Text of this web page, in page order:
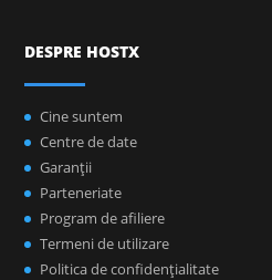
DESPRE HOSTX
Cine suntem
Centre de date
Garanţii
Parteneriate
Program de afiliere
Termeni de utilizare
Politica de confidenţialitate